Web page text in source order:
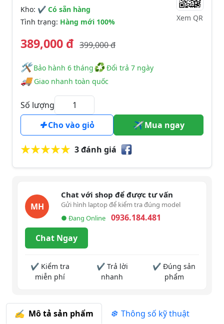
Kho: ✔ Có sẵn hàng
Tình trạng: Hàng mới 100% Xem QR
389,000 đ 399,000 đ
🛠️️ Bảo hành 6 tháng♻Đổi trả 7 ngày
🚚Giao nhanh toàn quốc
Số lượng
Cho vào giỏ
Mua ngay
3 đánh giá
MH
Chat với shop để được tư vấn
Gửi hình laptop để kiểm tra đúng model
● Đang Online
0936.184.481
Chat Ngay
✔ Kiểm tra
miễn phí
✔ Trả lời
nhanh
✔ Đúng sản
phẩm
Mô tả sản phẩm
Thông số kỹ thuật